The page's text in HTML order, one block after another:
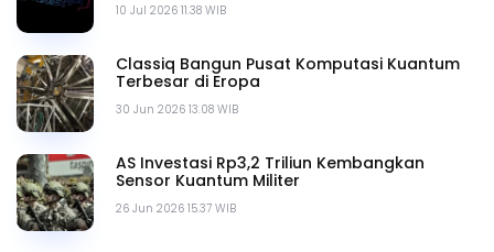
10 Jul 2026 11.38 WIB
30 Jun 2026 13.08 WIB
Classiq Bangun Pusat Komputasi Kuantum
Terbesar di Eropa
26 Jun 2026 15.37 WIB
AS Investasi Rp3,2 Triliun Kembangkan
Sensor Kuantum Militer